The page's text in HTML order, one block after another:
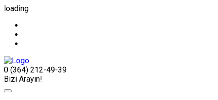
loading
0 (364) 212-49-39
Bizi Arayın!